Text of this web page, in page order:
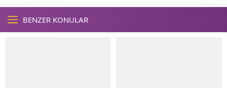
BENZER KONULAR